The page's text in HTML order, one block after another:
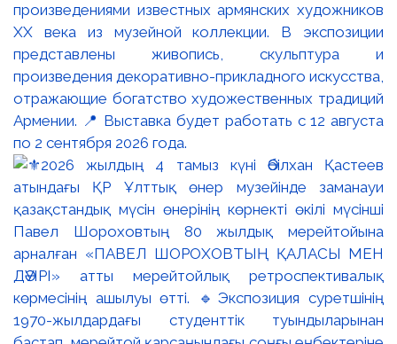
произведениями известных армянских художников
XX века из музейной коллекции. В экспозиции
представлены живопись, скульптура и
произведения декоративно-прикладного искусства,
отражающие богатство художественных традиций
Армении. 📍 Выставка будет работать с 12 августа
по 2 сентября 2026 года.